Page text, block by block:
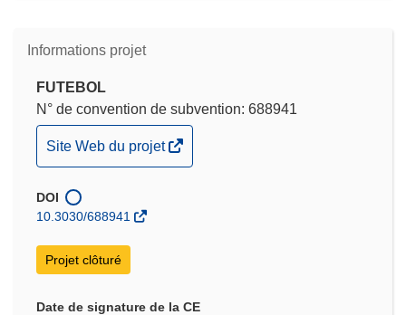
Informations projet
FUTEBOL
N° de convention de subvention: 688941
(s’ouvre
dans
une
nouvelle
Site Web du projet
DOI
10.3030/688941
Projet clôturé
Date de signature de la CE